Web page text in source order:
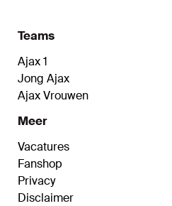
Teams
Ajax 1
Jong Ajax
Ajax Vrouwen
Meer
Vacatures
Fanshop
Privacy
Disclaimer